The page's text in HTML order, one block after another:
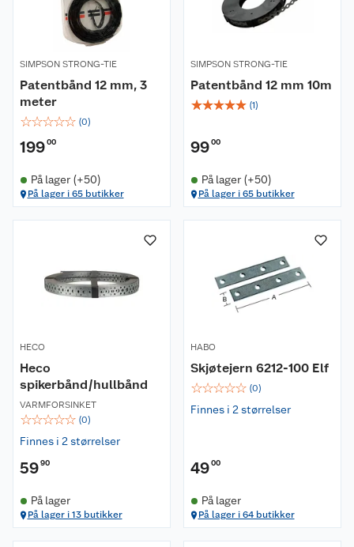
SIMPSON STRONG-TIE
Patentbånd 12 mm, 3
meter
☆☆☆☆☆ (0)
19900
På lager (+50)
På lager i 65 butikker
SIMPSON STRONG-TIE
Patentbånd 12 mm 10m
☆☆☆☆☆ (1)
9900
På lager (+50)
På lager i 65 butikker
HECO
Heco
spikerbånd/hullbånd
VARMFORSINKET
☆☆☆☆☆ (0)
Finnes i 2 størrelser
5990
På lager
På lager i 13 butikker
HABO
Skjøtejern 6212-100 Elf
☆☆☆☆☆ (0)
Finnes i 2 størrelser
4900
På lager
På lager i 64 butikker